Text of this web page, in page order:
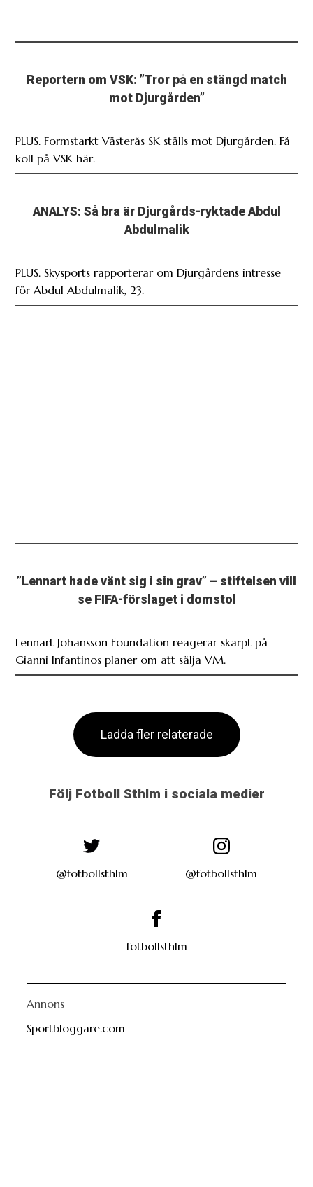
Reportern om VSK: ”Tror på en stängd match
mot Djurgården”
PLUS. Formstarkt Västerås SK ställs mot Djurgården. Få
koll på VSK här.
ANALYS: Så bra är Djurgårds-ryktade Abdul
Abdulmalik
PLUS. Skysports rapporterar om Djurgårdens intresse
för Abdul Abdulmalik, 23.
”Lennart hade vänt sig i sin grav” – stiftelsen vill
se FIFA-förslaget i domstol
Lennart Johansson Foundation reagerar skarpt på
Gianni Infantinos planer om att sälja VM.
Ladda fler relaterade
Följ Fotboll Sthlm i sociala medier
@fotbollsthlm @fotbollsthlm
fotbollsthlm
Annons
Sportbloggare.com